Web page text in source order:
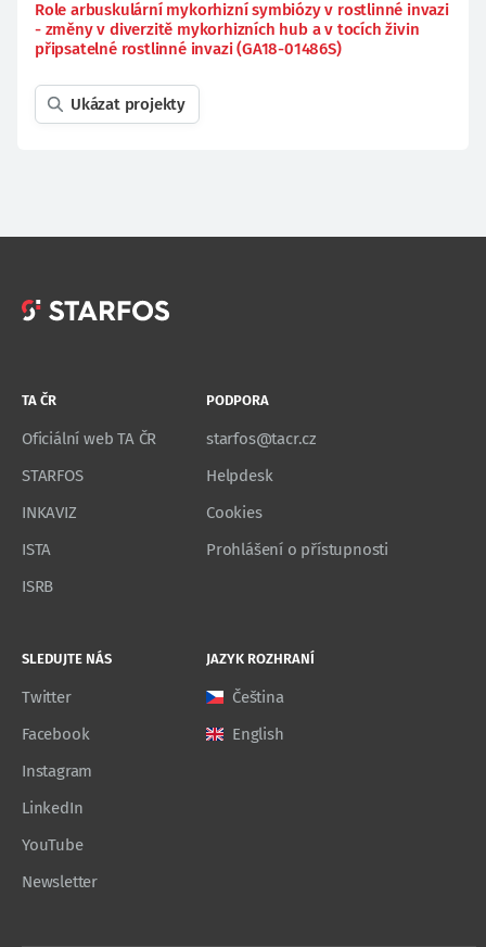
Role arbuskulární mykorhizní symbiózy v rostlinné invazi
- změny v diverzitě mykorhizních hub a v tocích živin
připsatelné rostlinné invazi (GA18-01486S)
Ukázat projekty
TA ČR
Oficiální web TA ČR
STARFOS
INKAVIZ
ISTA
ISRB
PODPORA
starfos@tacr.cz
Helpdesk
Cookies
Prohlášení o přístupnosti
SLEDUJTE NÁS
Twitter
Facebook
Instagram
LinkedIn
YouTube
Newsletter
JAZYK ROZHRANÍ
Čeština
English